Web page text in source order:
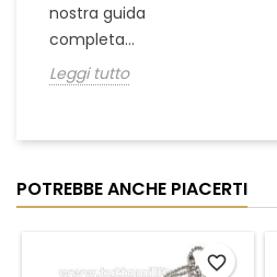
nostra guida
completa...
Leggi tutto
POTREBBE ANCHE PIACERTI
favorite_border